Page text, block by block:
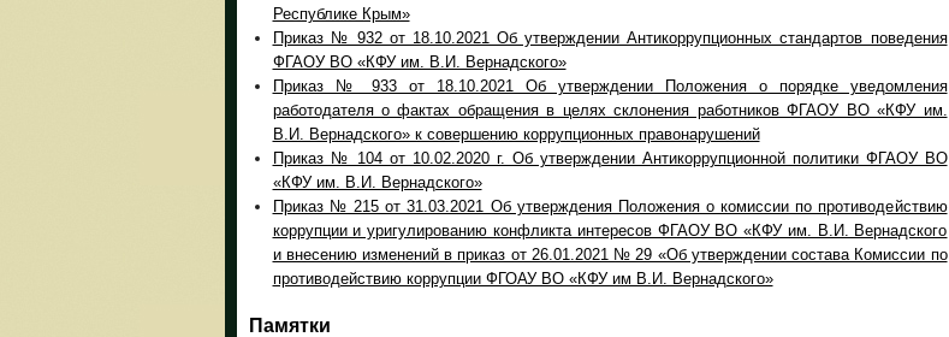
Республике Крым»
Приказ № 932 от 18.10.2021 Об утверждении Антикоррупционных стандартов поведения
ФГАОУ ВО «КФУ им. В.И. Вернадского»
Приказ № 933 от 18.10.2021 Об утверждении Положения о порядке уведомления
работодателя о фактах обращения в целях склонения работников ФГАОУ ВО «КФУ им.
В.И. Вернадского» к совершению коррупционных правонарушений
Приказ № 104 от 10.02.2020 г. Об утверждении Антикоррупционной политики ФГАОУ ВО
«КФУ им. В.И. Вернадского»
Приказ № 215 от 31.03.2021 Об утверждения Положения о комиссии по противодействию
коррупции и уригулированию конфликта интересов ФГАОУ ВО «КФУ им. В.И. Вернадского
и внесению изменений в приказ от 26.01.2021 № 29 «Об утверждении состава Комиссии по
противодействию коррупции ФГОАУ ВО «КФУ им В.И. Вернадского»
Памятки